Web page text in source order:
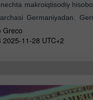
makroiqtisodiy
Germaniyadan.
"lokomotivi"
"lokomotiv"
Greco
2025-11-28 UTC+2